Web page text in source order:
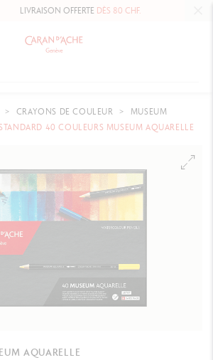
LIVRAISON OFFERTEDÈS 80 CHF.
CRAYONS DE COULEUR
MUSEUM
40 COULEURS MUSEUM AQUARELLE
AQUARELLE